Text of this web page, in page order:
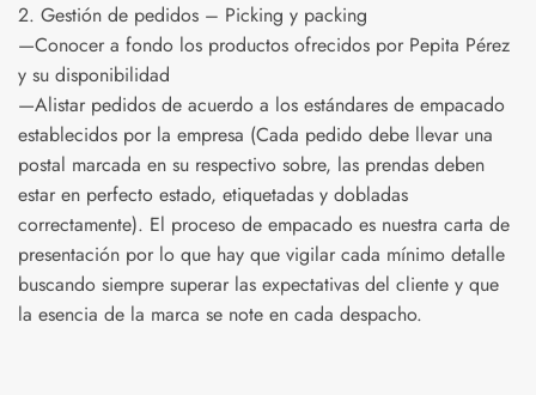
2.⁠ ⁠Gestión de pedidos – Picking y packing
—Conocer a fondo los productos ofrecidos por Pepita Pérez
y su disponibilidad
—Alistar pedidos de acuerdo a los estándares de empacado
establecidos por la empresa (Cada pedido debe llevar una
postal marcada en su respectivo sobre, las prendas deben
estar en perfecto estado, etiquetadas y dobladas
correctamente). El proceso de empacado es nuestra carta de
presentación por lo que hay que vigilar cada mínimo detalle
buscando siempre superar las expectativas del cliente y que
la esencia de la marca se note en cada despacho.